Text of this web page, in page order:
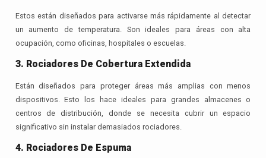
Estos están diseñados para activarse más rápidamente al detectar
un aumento de temperatura. Son ideales para áreas con alta
ocupación, como oficinas, hospitales o escuelas.
3. Rociadores De Cobertura Extendida
Están diseñados para proteger áreas más amplias con menos
dispositivos. Esto los hace ideales para grandes almacenes o
centros de distribución, donde se necesita cubrir un espacio
significativo sin instalar demasiados rociadores.
4. Rociadores De Espuma